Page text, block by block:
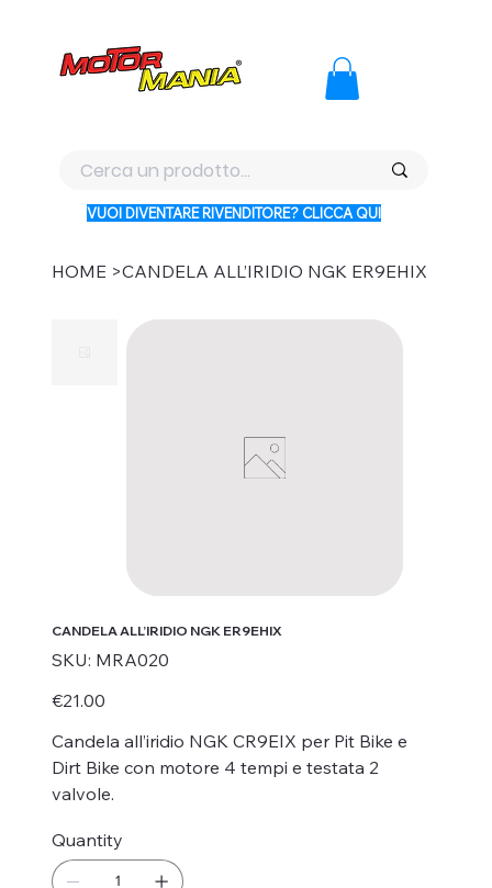
VUOI DIVENTARE RIVENDITORE? CLICCA QUI
HOME >CANDELA ALL’IRIDIO NGK ER9EHIX
CANDELA ALL’IRIDIO NGK ER9EHIX
SKU: SKU
MRA020
MRA020
Price
€21.00
Candela all’iridio NGK CR9EIX per Pit Bike e
Dirt Bike con motore 4 tempi e testata 2
valvole.
Quantity